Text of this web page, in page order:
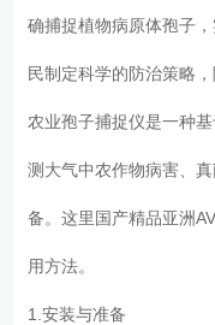
确捕捉植物病原体孢子
民制定科学的防治策略
农业孢子捕捉仪是一种
测大气中农作物病害、
备。这里国产精品亚洲
用方法。
1.安装与准备